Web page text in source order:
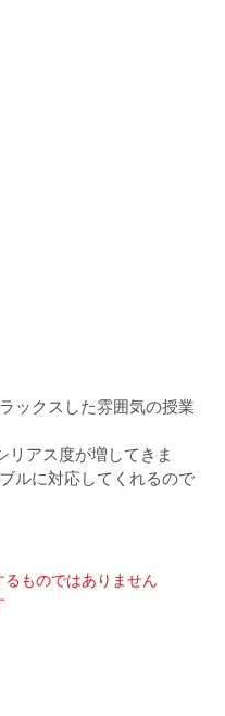
ックスした雰囲気の授業
リアス度が増してきま
ルに対応してくれるので
ものではありません